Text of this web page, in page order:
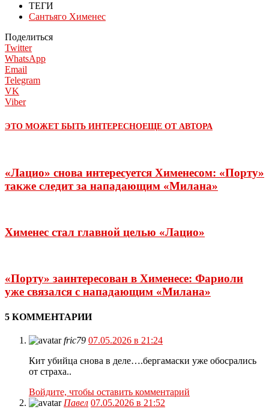
ТЕГИ
Сантьяго Хименес
Поделиться
Twitter
WhatsApp
Email
Telegram
VK
Viber
ЭТО МОЖЕТ БЫТЬ ИНТЕРЕСНОЕЩЕ ОТ АВТОРА
«Лацио» снова интересуется Хименесом: «Порту»
также следит за нападающим «Милана»
Хименес стал главной целью «Лацио»
«Порту» заинтересован в Хименесе: Фариоли
уже связался с нападающим «Милана»
5 КОММЕНТАРИИ
fric79 07.05.2026 в 21:24
Кит убийца снова в деле….бергамаски уже обосрались
от страха..
Войдите, чтобы оставить комментарий
Павел 07.05.2026 в 21:52